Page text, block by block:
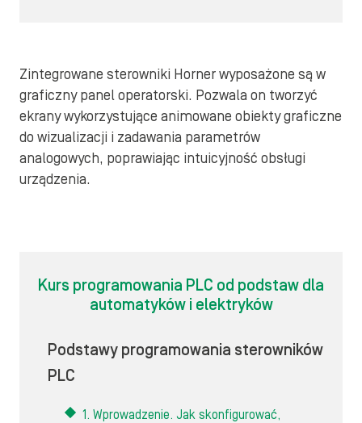
Zintegrowane sterowniki Horner wyposażone są w
graficzny panel operatorski. Pozwala on tworzyć
ekrany wykorzystujące animowane obiekty graficzne
do wizualizacji i zadawania parametrów
analogowych, poprawiając intuicyjność obsługi
urządzenia.
Kurs programowania PLC od podstaw dla
automatyków i elektryków
Podstawy programowania sterowników
PLC
1. Wprowadzenie. Jak skonfigurować,